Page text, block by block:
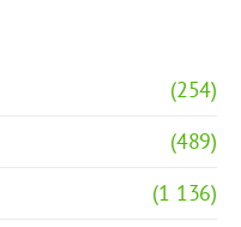
(254)
(489)
(1 136)